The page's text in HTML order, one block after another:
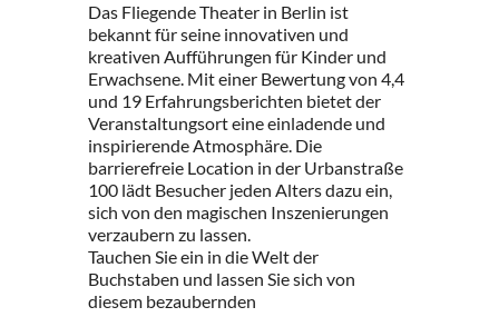
Das Fliegende Theater in Berlin ist
bekannt für seine innovativen und
kreativen Aufführungen für Kinder und
Erwachsene. Mit einer Bewertung von 4,4
und 19 Erfahrungsberichten bietet der
Veranstaltungsort eine einladende und
inspirierende Atmosphäre. Die
barrierefreie Location in der Urbanstraße
100 lädt Besucher jeden Alters dazu ein,
sich von den magischen Inszenierungen
verzaubern zu lassen.
Tauchen Sie ein in die Welt der
Buchstaben und lassen Sie sich von
diesem bezaubernden